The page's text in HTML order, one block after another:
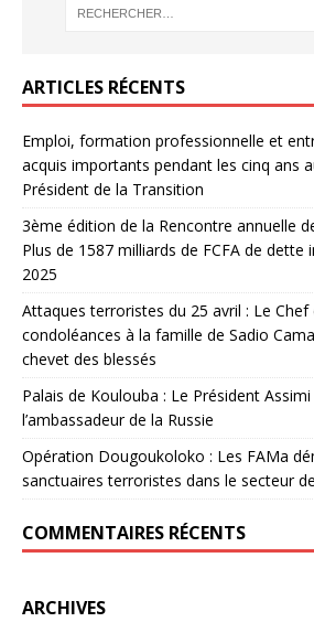
ARTICLES RÉCENTS
Emploi, formation professionnelle et
acquis importants pendant les cinq ans
Président de la Transition
3ème édition de la Rencontre annuelle
Plus de 1587 milliards de FCFA de dette
2025
Attaques terroristes du 25 avril : Le Chef
condoléances à la famille de Sadio
chevet des blessés
Palais de Koulouba : Le Président
l’ambassadeur de la Russie
Opération Dougoukoloko : Les FAMa
sanctuaires terroristes dans le secteur
COMMENTAIRES RÉCENTS
ARCHIVES